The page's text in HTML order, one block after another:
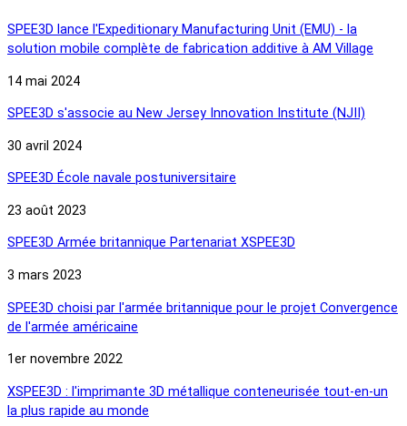
SPEE3D lance l'Expeditionary Manufacturing Unit (EMU) - la
solution mobile complète de fabrication additive à AM Village
14 mai 2024
SPEE3D s'associe au New Jersey Innovation Institute (NJII)
30 avril 2024
SPEE3D École navale postuniversitaire
23 août 2023
SPEE3D Armée britannique Partenariat XSPEE3D
3 mars 2023
SPEE3D choisi par l'armée britannique pour le projet Convergence
de l'armée américaine
1er novembre 2022
XSPEE3D : l'imprimante 3D métallique conteneurisée tout-en-un
la plus rapide au monde